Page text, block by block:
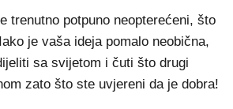
trenutno potpuno neopterećeni, što
je vaša ideja pomalo neobična,
sa svijetom i čuti što drugi
zato što ste uvjereni da je dobra!